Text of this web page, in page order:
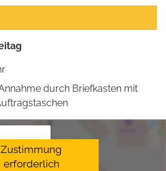
durch Briefkasten mit
Quickborn
Zustimmung
erforderlich